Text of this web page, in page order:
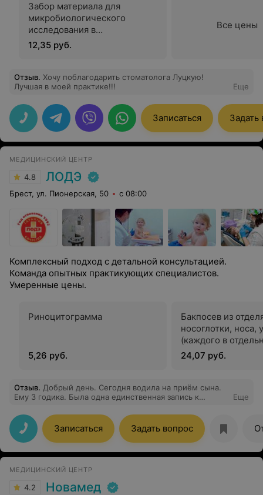
Забор материала для
микробиологического
исследования в
оториноларингологии
12,35 руб.
Все цены
Отзыв. Хочу поблагодарить стоматолога Луцкую!
Лучшая в моей практике!!!
Еще
Записаться Задать
МЕДИЦИНСКИЙ ЦЕНТР
4.8 ЛОДЭ
Брест, ул. Пионерская, 50 с 08:00
Комплексный подход с детальной консультацией.
Команда опытных практикующих специалистов.
Умеренные цены.
Риноцитограмма
5,26 руб.
Бакпосев из
носоглотки, носа,
(каждого в
24,07 руб.
Отзыв. Добрый день. Сегодня водила на приём сына.
Ему 3 годика. Была одна единственная запись к
специалист. Все по делу и лишнего не назначит. На все
вопросы получила ответы и успокоил мамское
сердечко по-поводу самочувствия сына) Рада, что
попали именно к такому врачу. Спасибо большое за
отношение и Ваш труд. Рекомендую!
Еще
Записаться Задать вопрос
МЕДИЦИНСКИЙ ЦЕНТР
4.2 Новамед